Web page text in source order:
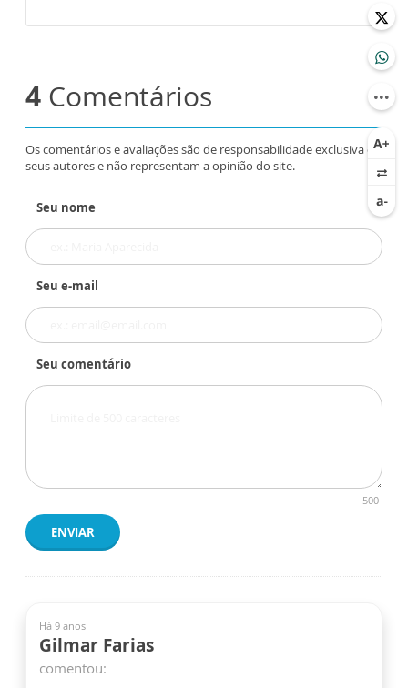
4 Comentários
Os comentários e avaliações são de responsabilidade exclusiva de
seus autores e não representam a opinião do site.
Seu nome
Seu e-mail
Seu comentário
500
ENVIAR
Há 9 anos
Gilmar Farias
comentou: